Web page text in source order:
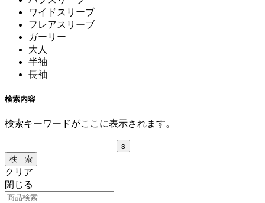
ワイドスリーブ
フレアスリーブ
ガーリー
大人
半袖
長袖
検索内容
検索キーワードがここに表示されます。
クリア
閉じる